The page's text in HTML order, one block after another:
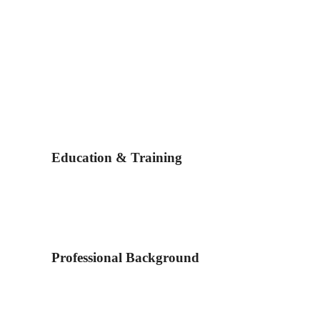
Education & Training
Professional Background